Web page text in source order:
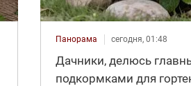
Панорама сегодня, 01:48
Дачники, делюсь
подкормками для